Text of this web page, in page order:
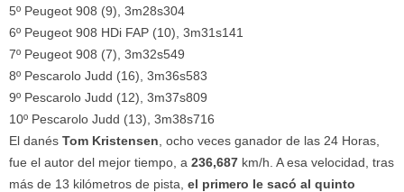
5º Peugeot 908 (9), 3m28s304
6º Peugeot 908 HDi FAP (10), 3m31s141
7º Peugeot 908 (7), 3m32s549
8º Pescarolo Judd (16), 3m36s583
9º Pescarolo Judd (12), 3m37s809
10º Pescarolo Judd (13), 3m38s716
El danés Tom Kristensen , ocho veces ganador de las 24 Horas,
fue el autor del mejor tiempo, a 236,687 km/h. A esa velocidad, tras
más de 13 kilómetros de pista, el primero le sacó al quinto